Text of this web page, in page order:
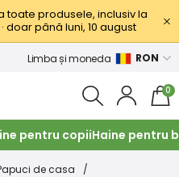
toate produsele, inclusiv la
doar până luni, 10 august
Limba și moneda RON
0
pentru copiiHaine pentru
de casa